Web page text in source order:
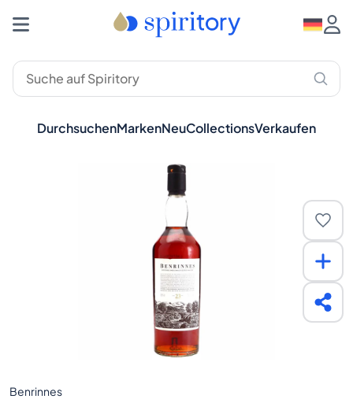
DurchsuchenMarkenNeuCollectionsVerkaufen
Benrinnes